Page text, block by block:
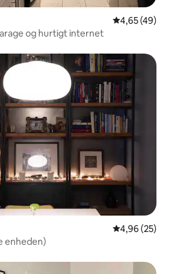
4,65 ud af 5 i
4,65 (49)
Duke's Castle med garage og hurtigt internet
4,96 ud af 5 i
4,96 (25)
enheden)